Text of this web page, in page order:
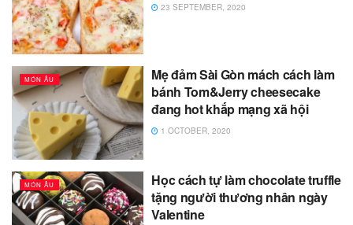
23 SEPTEMBER, 2020
MÓN ÂU
Mẹ đảm Sài Gòn mách cách làm
bánh Tom&Jerry cheesecake
đang hot khắp mạng xã hội
1 OCTOBER, 2020
MÓN ÂU
Học cách tự làm chocolate truffle
tặng người thương nhân ngày
Valentine